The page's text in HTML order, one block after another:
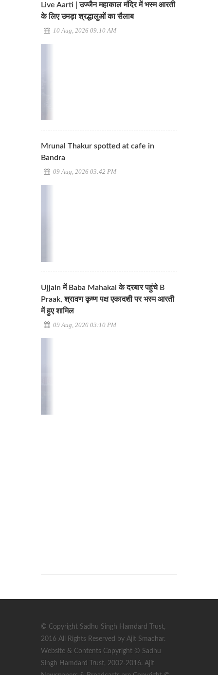
Live Aarti | उज्जैन महाकाल मंदिर में भस्म आरती
के लिए उमड़ा श्रद्धालुओं का सैलाब
10 Aug, 2026 09:10 AM
Mrunal Thakur spotted at cafe in
Bandra
09 Aug, 2026 03:42 PM
Ujjain में Baba Mahakal के दरबार पहुंचे B
Praak, श्रावण कृष्ण पक्ष एकादशी पर भस्म आरती
में हुए शामिल
09 Aug, 2026 03:10 PM
© Copyright Sadhu Singh Hamdard Trust,
2016 All Rights Reserved by Ajit Smachar.
Website & Contents Copyright © Sadhu
Singh Hamdard Trust, 2002-2016. Ajit